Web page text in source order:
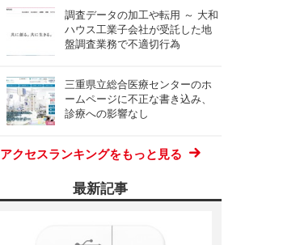
調査データの加工や転用 ～ 大和
ハウス工業子会社が受託した地
盤調査業務で不適切行為
三重県立総合医療センターのホ
ームページに不正な書き込み、
診療への影響なし
アクセスランキングをもっと見る
最新記事